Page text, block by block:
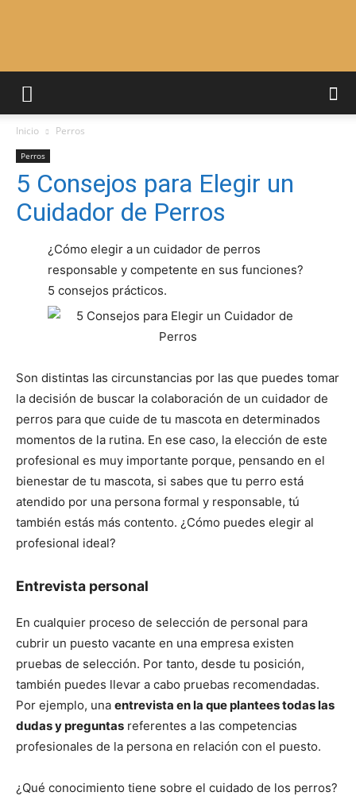
Adiestrar
–
Perros
–
de
Cachorros
Inicio Perros
Perros
5 Consejos para Elegir un
Cuidador de Perros
¿Cómo elegir a un cuidador de perros
responsable y competente en sus funciones?
5 consejos prácticos.
Son distintas las circunstancias por las que puedes tomar
la decisión de buscar la colaboración de un cuidador de
perros para que cuide de tu mascota en determinados
momentos de la rutina. En ese caso, la elección de este
profesional es muy importante porque, pensando en el
bienestar de tu mascota, si sabes que tu perro está
atendido por una persona formal y responsable, tú
también estás más contento. ¿Cómo puedes elegir al
profesional ideal?
Entrevista personal
En cualquier proceso de selección de personal para
cubrir un puesto vacante en una empresa existen
pruebas de selección. Por tanto, desde tu posición,
también puedes llevar a cabo pruebas recomendadas.
Por ejemplo, una entrevista en la que plantees todas las
dudas y preguntas referentes a las competencias
profesionales de la persona en relación con el puesto.
¿Qué conocimiento tiene sobre el cuidado de los perros?